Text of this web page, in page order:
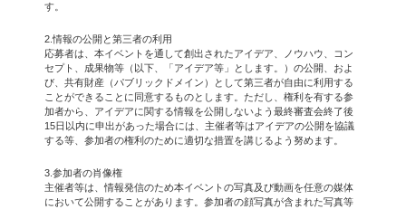
す。
2.情報の公開と第三者の利用
応募者は、本イベントを通して創出されたアイデア、ノウハウ、コン
セプト、成果物等（以下、「アイデア等」とします。）の公開、およ
び、共有財産（パブリックドメイン）として第三者が自由に利用する
ことができることに同意するものとします。ただし、権利を有する参
加者から、アイデアに関する情報を公開しないよう最終審査会終了後
15日以内に申出があった場合には、主催者等はアイデアの公開を協議
する等、参加者の権利のために適切な措置を講じるよう努めます。
3.参加者の肖像権
主催者等は、情報発信のため本イベントの写真及び動画を任意の媒体
において公開することがあります。参加者の顔写真が含まれた写真等